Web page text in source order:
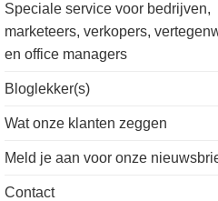
Speciale service voor bedrijven,
marketeers, verkopers,
en office managers
Bloglekker(s)
Wat onze klanten zeggen
Meld je aan voor onze
Contact